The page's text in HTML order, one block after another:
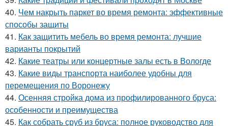
40. Чем накрыть паркет во время ремонта: эффективные
способы защиты
41. Как защитить мебель во время ремонта: лучшие
варианты покрытий
42. Какие театры или концертные залы есть в Вологде
43. Какие виды транспорта наиболее удобны для
перемещения по Воронежу
44. Осенняя стройка дома из профилированного бруса:
особенности и преимущества
45. Как собрать сруб из бруса: полное руководство для